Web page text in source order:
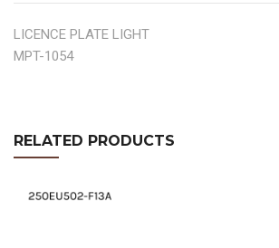
LICENCE PLATE LIGHT
MPT-1054
RELATED PRODUCTS